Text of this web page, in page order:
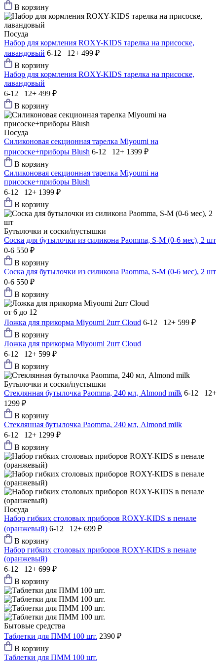
В корзину
Посуда
Набор для кормления ROXY-KIDS тарелка на присоске,
лавандовый 6-12 12+ 499 ₽
В корзину
Набор для кормления ROXY-KIDS тарелка на присоске,
лавандовый
6-12 12+ 499 ₽
В корзину
Посуда
Силиконовая секционная тарелка Мiyoumi на
присоске+приборы Blush 6-12 12+ 1399 ₽
В корзину
Силиконовая секционная тарелка Мiyoumi на
присоске+приборы Blush
6-12 12+ 1399 ₽
В корзину
Бутылочки и соски/пустышки
Соска для бутылочки из силикона Paomma, S-M (0-6 мес), 2 шт
0-6 550 ₽
В корзину
Соска для бутылочки из силикона Paomma, S-M (0-6 мес), 2 шт
0-6 550 ₽
В корзину
от 6 до 12
Ложка для прикорма Мiyoumi 2шт Cloud 6-12 12+ 599 ₽
В корзину
Ложка для прикорма Мiyoumi 2шт Cloud
6-12 12+ 599 ₽
В корзину
Бутылочки и соски/пустышки
Стеклянная бутылочка Paomma, 240 мл, Almond milk 6-12 12+
1299 ₽
В корзину
Стеклянная бутылочка Paomma, 240 мл, Almond milk
6-12 12+ 1299 ₽
В корзину
Посуда
Набор гибких столовых приборов ROXY-KIDS в пенале
(оранжевый) 6-12 12+ 699 ₽
В корзину
Набор гибких столовых приборов ROXY-KIDS в пенале
(оранжевый)
6-12 12+ 699 ₽
В корзину
Бытовые средства
Таблетки для ПММ 100 шт. 2390 ₽
В корзину
Таблетки для ПММ 100 шт.